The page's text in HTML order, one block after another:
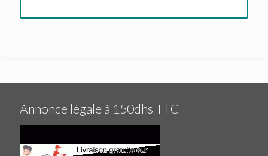
Annonce légale à 150dhs TTC